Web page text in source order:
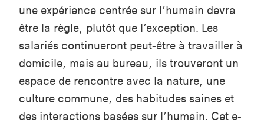
une expérience centrée sur l’humain devra
être la règle, plutôt que l’exception. Les
salariés continueront peut-être à travailler à
domicile, mais au bureau, ils trouveront un
espace de rencontre avec la nature, une
culture commune, des habitudes saines et
des interactions basées sur l’humain. Cet e-